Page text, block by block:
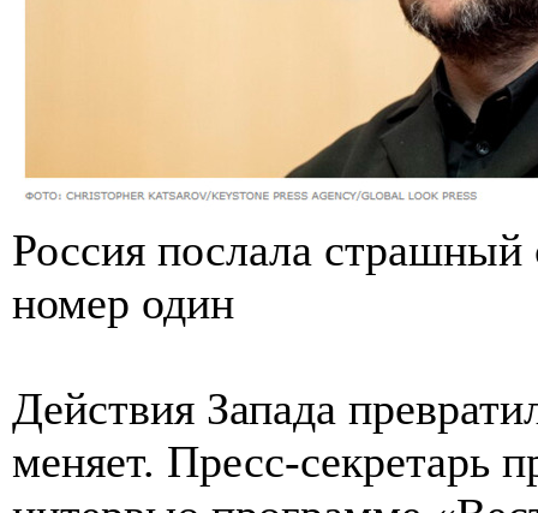
Россия послала страшный
номер один
Действия Запада
меняет. Пресс-секретарь